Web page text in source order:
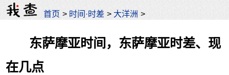
首页 > 时间·时差 > 大洋洲 >
东萨摩亚时间，东萨摩亚时差、现
在几点